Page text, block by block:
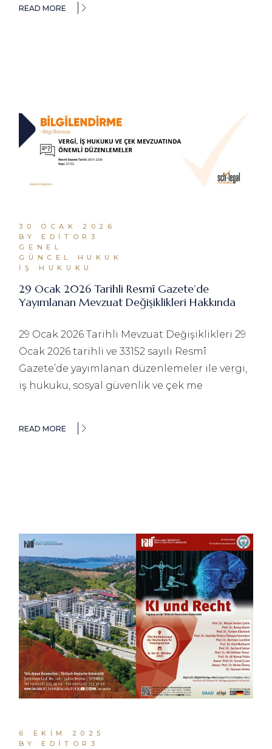
READ MORE
30 OCAK 2026
BY EDITOR3
GENEL
GÜNCEL HUKUK
İŞ HUKUKU
29 Ocak 2026 Tarihli Resmî Gazete’de
Yayımlanan Mevzuat Değişiklikleri Hakkında
29 Ocak 2026 Tarihli Mevzuat Değişiklikleri 29
Ocak 2026 tarihli ve 33152 sayılı Resmî
Gazete’de yayımlanan düzenlemeler ile vergi,
iş hukuku, sosyal güvenlik ve çek me
READ MORE
6 EKIM 2025
BY EDITOR3